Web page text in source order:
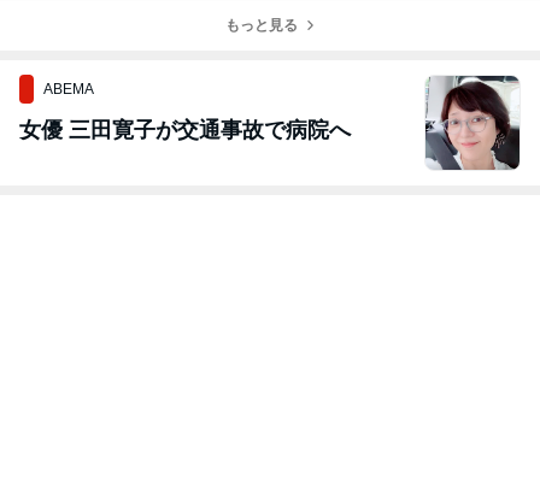
もっと見る
ABEMA
女優 三田寛子が交通事故で病院へ